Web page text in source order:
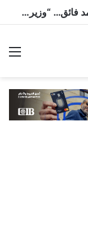
السفير دكتور محمد حجازي يكتب : محمد فائق… “وزير إفريقيا” الذي حمل رسالة القاهرة إلى القارة السمراء